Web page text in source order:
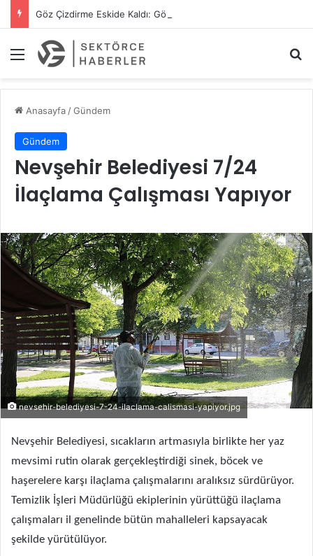
Menü
Anasayfa/Gündem
Gündem
Nevşehir Belediyesi 7/24
İlaçlama Çalışması Yapıyor
nevsehir-belediyesi-7-24-ilaclama-calismasi-yapiyor.jpg
Nevşehir Belediyesi, sıcakların artmasıyla birlikte her yaz
mevsimi rutin olarak gerçekleştirdiği sinek, böcek ve
haşerelere karşı ilaçlama çalışmalarını aralıksız sürdürüyor.
Temizlik İşleri Müdürlüğü ekiplerinin yürüttüğü ilaçlama
çalışmaları il genelinde bütün mahalleleri kapsayacak
şekilde yürütülüyor.